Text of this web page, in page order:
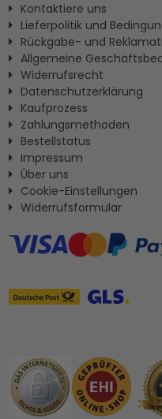
Kontaktiere uns
Lieferpolitik und
Rückgabe- und
Allgemeine
Widerrufsrecht
Datenschutzerklärung
Kaufprozess
Zahlungsmethoden
Bestellstatus
Impressum
Ûber uns
Cookie-Einstellungen
Widerrufsformular